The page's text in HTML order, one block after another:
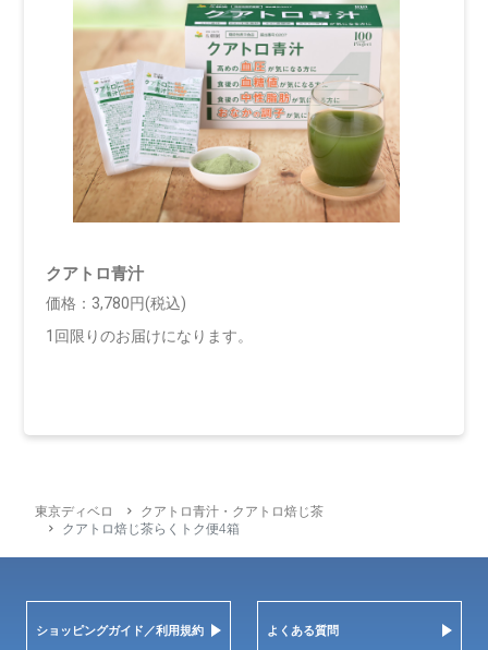
クアトロ青汁
価格：3,780円(税込)
1回限りのお届けになります。
東京ディベロ
クアトロ青汁・クアトロ焙じ茶
クアトロ焙じ茶らくトク便4箱
ショッピングガイド／利用規約 よくある質問